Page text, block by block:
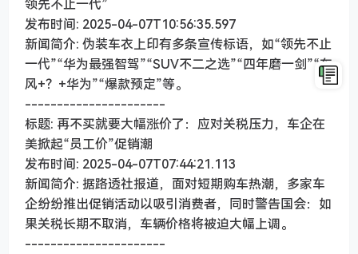
领先不止一代”
发布时间: 2025-04-07T10:56:35.597
新闻简介: 伪装车衣上印有多条宣传标语，如“领先不止
一代”“华为最强智驾”“SUV不二之选”“四年磨一剑”“东
风+？+华为”“爆款预定”等。
----------------------
标题: 再不买就要大幅涨价了：应对关税压力，车企在
美掀起“员工价”促销潮
发布时间: 2025-04-07T07:44:21.113
新闻简介: 据路透社报道，面对短期购车热潮，多家车
企纷纷推出促销活动以吸引消费者，同时警告国会：如
果关税长期不取消，车辆价格将被迫大幅上调。
----------------------